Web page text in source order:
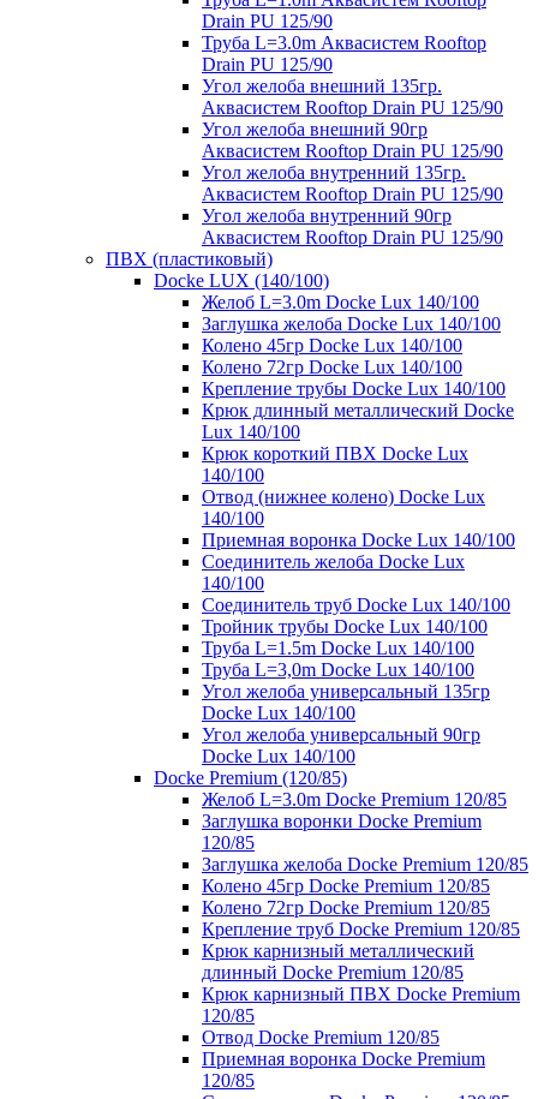
Drain PU 125/90
Труба L=3.0m Аквасистем Rooftop
Drain PU 125/90
Угол желоба внешний 135гр.
Аквасистем Rooftop Drain PU 125/90
Угол желоба внешний 90гр
Аквасистем Rooftop Drain PU 125/90
Угол желоба внутренний 135гр.
Аквасистем Rooftop Drain PU 125/90
Угол желоба внутренний 90гр
Аквасистем Rooftop Drain PU 125/90
ПВХ (пластиковый)
Docke LUX (140/100)
Желоб L=3.0m Docke Lux 140/100
Заглушка желоба Docke Lux 140/100
Колено 45гр Docke Lux 140/100
Колено 72гр Docke Lux 140/100
Крепление трубы Docke Lux 140/100
Крюк длинный металлический Docke
Lux 140/100
Крюк короткий ПВХ Docke Lux
140/100
Отвод (нижнее колено) Docke Lux
140/100
Приемная воронка Docke Lux 140/100
Соединитель желоба Docke Lux
140/100
Соединитель труб Docke Lux 140/100
Тройник трубы Docke Lux 140/100
Труба L=1.5m Docke Lux 140/100
Труба L=3,0m Docke Lux 140/100
Угол желоба универсальный 135гр
Docke Lux 140/100
Угол желоба универсальный 90гр
Docke Lux 140/100
Docke Premium (120/85)
Желоб L=3.0m Docke Premium 120/85
Заглушка воронки Docke Premium
120/85
Заглушка желоба Docke Premium 120/85
Колено 45гр Docke Premium 120/85
Колено 72гр Docke Premium 120/85
Крепление труб Docke Premium 120/85
Крюк карнизный металлический
длинный Docke Premium 120/85
Крюк карнизный ПВХ Docke Premium
120/85
Отвод Docke Premium 120/85
Приемная воронка Docke Premium
120/85